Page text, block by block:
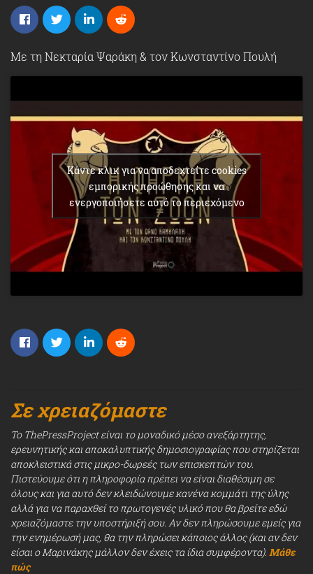
Με τη Νεκταρία Ψαράκη & τον Κωνσταντίνο Πουλή
Κάντε κλικ για να αποδεχτείτε cookies
εμπορικής προώθησης και να
ενεργοποιήσετε αυτό το περιεχόμενο
Σε χρειαζόμαστε
Το ThePressProject είναι το μοναδικό μέσο ανεξάρτητης,
ερευνητικής και αποκαλυπτικής δημοσιογραφίας που στηρίζεται
αποκλειστικά στις μικρο-δωρεές των επισκεπτών του.
Πιστεύουμε ότι η πληροφορία πρέπει να είναι διαθέσιμη σε
όλους και για αυτό δεν κλειδώνουμε κανένα κομμάτι της ύλης
αλλά για να παραχθεί το πρωτογενές υλικό που θα βρείτε εδώ
χρειαζόμαστε την υποστήριξή σου. Αν δεν πληρώσουμε εμείς για
την ενημέρωσή μας, θα την πληρώσει κάποιος άλλος (και αν δεν
είσαι ο Μαρινάκης μάλλον δεν έχεις τα ίδια συμφέροντα). Μάθε
πώς